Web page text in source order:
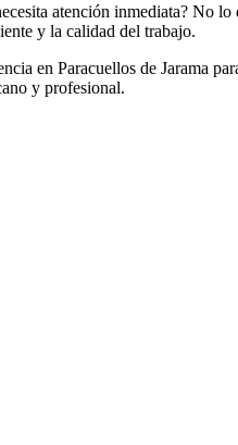
atención inmediata? No
y la calidad del trabajo.
en Paracuellos de Jarama
y profesional.